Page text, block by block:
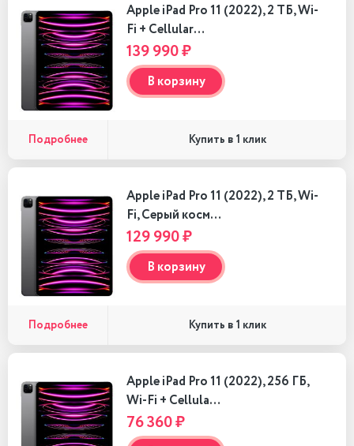
Apple iPad Pro 11 (2022), 2 ТБ, Wi-
Fi + Cellular…
139 990 ₽
В корзину
Подробнее Купить в 1 клик
Apple iPad Pro 11 (2022), 2 ТБ, Wi-
Fi, Серый косм…
129 990 ₽
В корзину
Подробнее Купить в 1 клик
Apple iPad Pro 11 (2022), 256 ГБ,
Wi-Fi + Cellula…
76 360 ₽